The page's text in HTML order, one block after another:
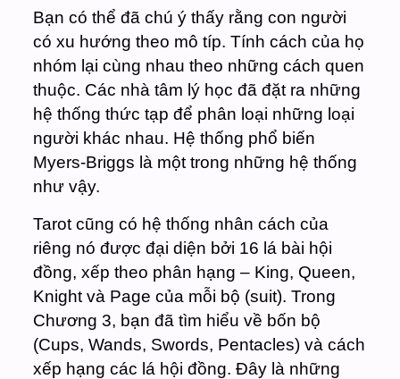
Bạn có thể đã chú ý thấy rằng con người
có xu hướng theo mô típ. Tính cách của họ
nhóm lại cùng nhau theo những cách quen
thuộc. Các nhà tâm lý học đã đặt ra những
hệ thống thức tạp để phân loại những loại
người khác nhau. Hệ thống phổ biến
Myers-Briggs là một trong những hệ thống
như vậy.
Tarot cũng có hệ thống nhân cách của
riêng nó được đại diện bởi 16 lá bài hội
đồng, xếp theo phân hạng – King, Queen,
Knight và Page của mỗi bộ (suit). Trong
Chương 3, bạn đã tìm hiểu về bốn bộ
(Cups, Wands, Swords, Pentacles) và cách
xếp hạng các lá hội đồng. Đây là những